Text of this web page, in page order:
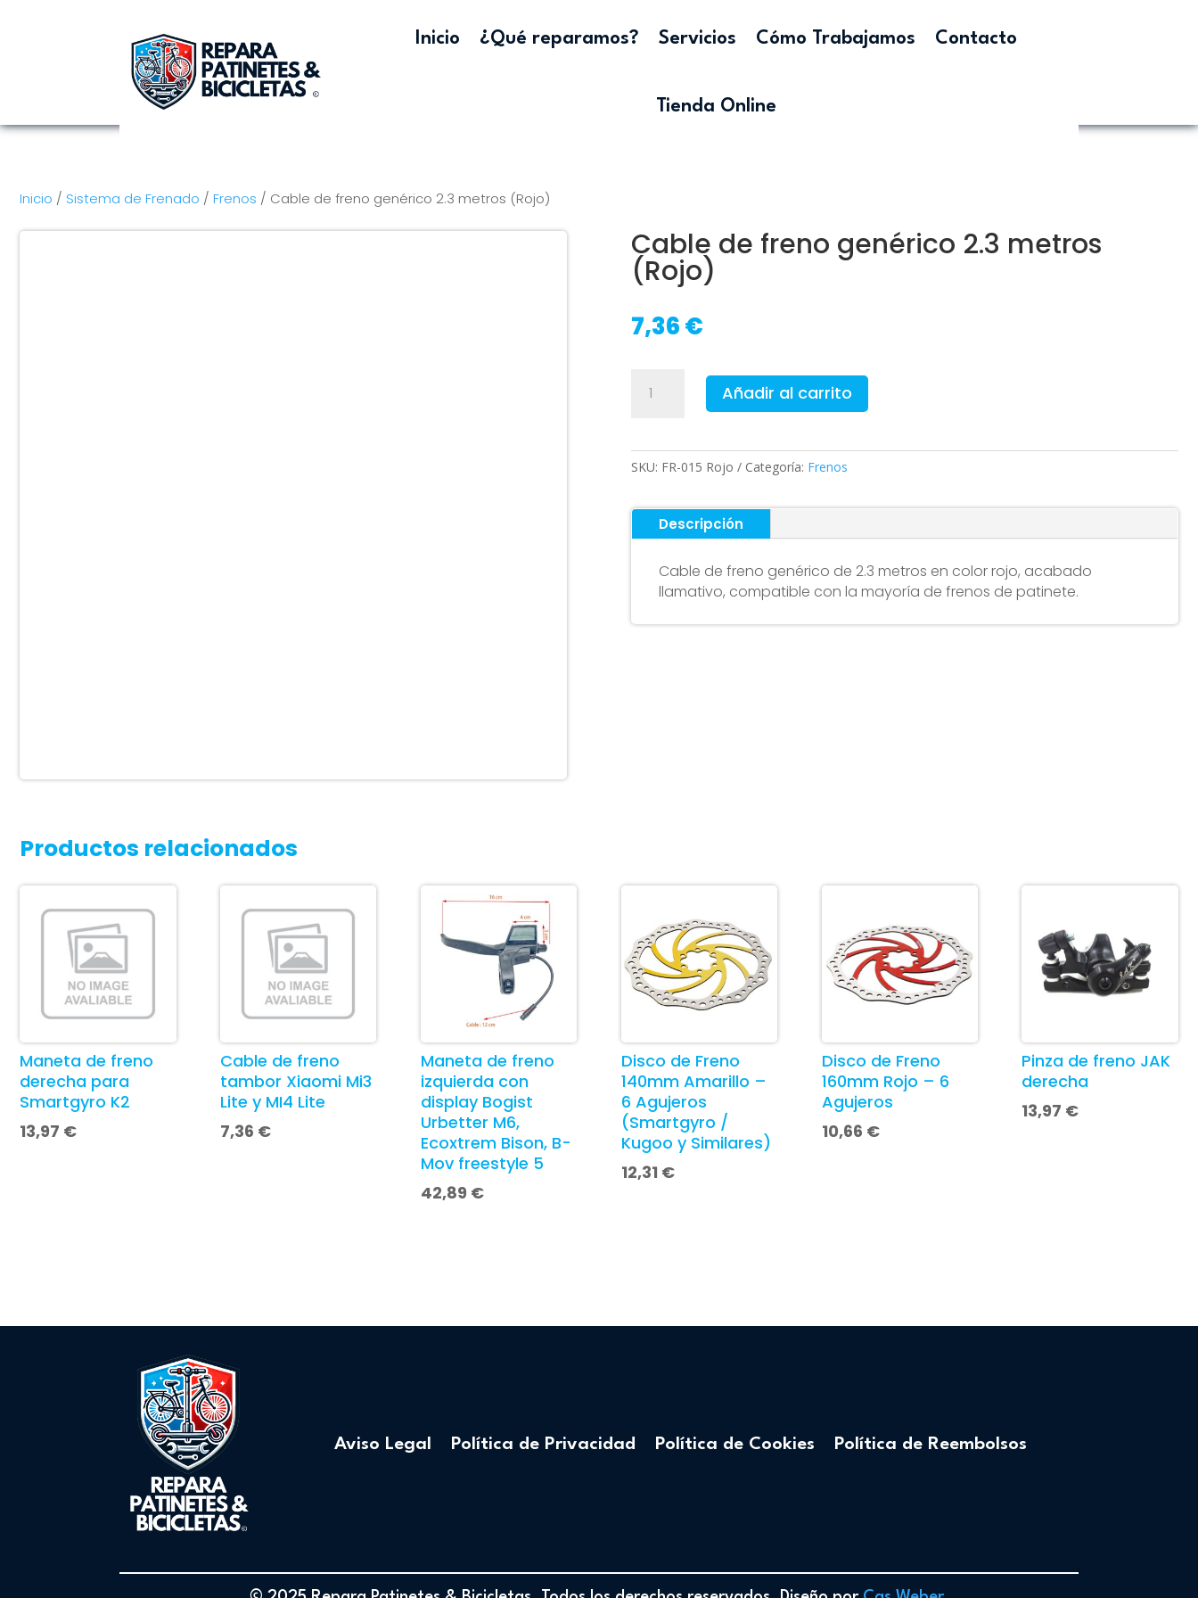
Inicio ¿Qué reparamos? Servicios Cómo Trabajamos Contacto
Tienda Online
Inicio / Sistema de Frenado / Frenos / Cable de freno genérico 2.3 metros (Rojo)
Cable de freno genérico 2.3 metros
(Rojo)
7,36€
2.3
cantidad
Añadir al carrito
SKU: FR-015 Rojo Categoría: Frenos
Descripción
Cable de freno genérico de 2.3 metros en color rojo, acabado
llamativo, compatible con la mayoría de frenos de patinete.
Productos relacionados
Maneta de freno
derecha para
Smartgyro K2
13,97 €
Cable de freno
tambor Xiaomi Mi3
Lite y MI4 Lite
7,36 €
Maneta de freno
izquierda con
display Bogist
Urbetter M6,
Ecoxtrem Bison, B-
Mov freestyle 5
42,89 €
Disco de Freno
140mm Amarillo –
6 Agujeros
(Smartgyro /
Kugoo y Similares)
12,31 €
Disco de Freno
160mm Rojo – 6
Agujeros
10,66 €
Pinza de freno JAK
derecha
13,97 €
Aviso Legal Política de Privacidad Política de Cookies Política de Reembolsos